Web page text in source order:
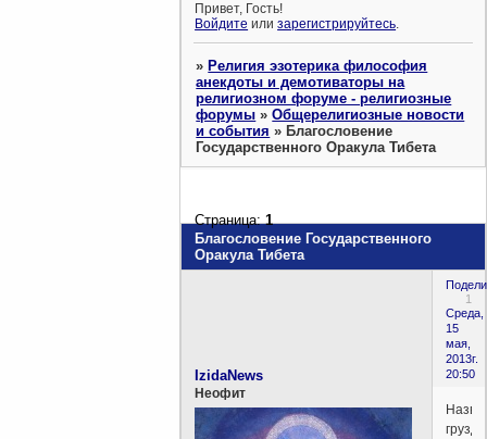
Привет, Гость!
Войдите илизарегистрируйтесь.
»Религия эзотерика философия
анекдоты и демотиваторы на
религиозном форуме - религиозные
форумы »Общерелигиозные новости
и события »Благословение
Государственного Оракула Тибета
Благословение Государственного
Оракула Тибета
Страница:1
1
Среда,
15
мая,
2013г.
20:50
IzidaNews
Неофит